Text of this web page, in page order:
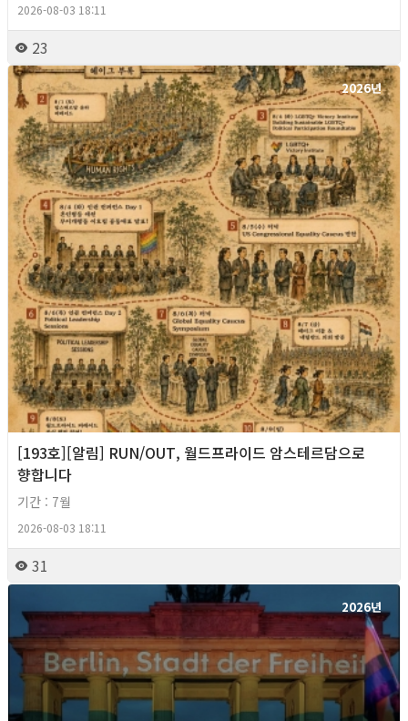
2026-08-03 18:11
23
2026년
[193호][알림] RUN/OUT, 월드프라이드 암스테르담으로
향합니다
기간 : 7월
2026-08-03 18:11
31
2026년